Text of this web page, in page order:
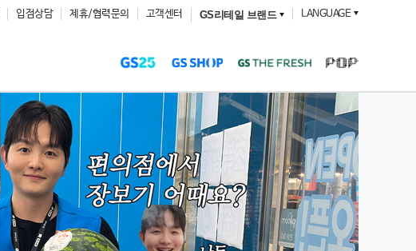
입점상담 제휴/협력문의 고객센터 GS리테일 브랜드 LANGUAGE